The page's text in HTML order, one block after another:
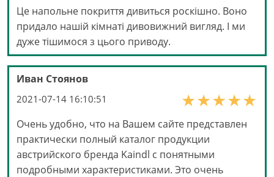
Це напольне покриття дивиться роскішно. Воно
придало нашій кімнаті дивовижний вигляд. І ми
дуже тішимося з цього приводу.
Иван Стоянов
2021-07-14 16:10:51
Очень удобно, что на Вашем сайте представлен
практически полный каталог продукции
австрийского бренда Kaindl с понятными
подробными характеристиками. Это очень